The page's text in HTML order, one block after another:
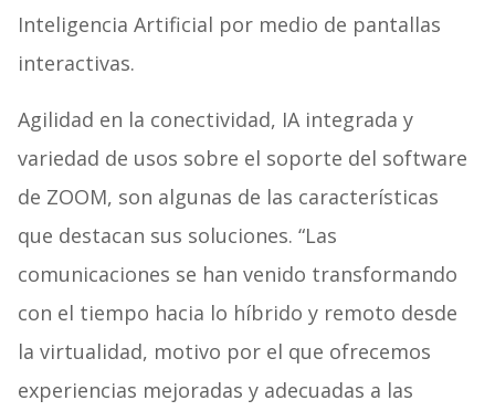
Inteligencia Artificial por medio de pantallas
interactivas.
Agilidad en la conectividad, IA integrada y
variedad de usos sobre el soporte del software
de ZOOM, son algunas de las características
que destacan sus soluciones. “Las
comunicaciones se han venido transformando
con el tiempo hacia lo híbrido y remoto desde
la virtualidad, motivo por el que ofrecemos
experiencias mejoradas y adecuadas a las